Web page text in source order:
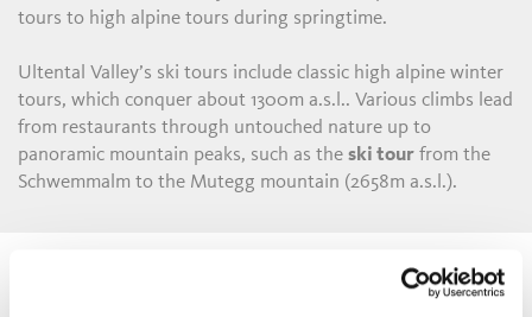
tours to high alpine tours during springtime.
Ultental Valley’s ski tours include classic high alpine winter
tours, which conquer about 1300m a.s.l.. Various climbs lead
from restaurants through untouched nature up to
panoramic mountain peaks, such as theski tour from the
Schwemmalm to the Mutegg mountain (2658m a.s.l.).